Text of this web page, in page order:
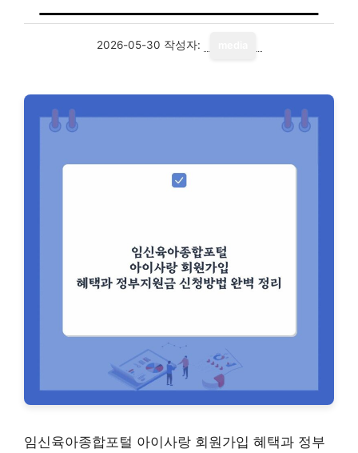
2026-05-30 작성자:
임신육아종합포털 아이사랑 회원가입 혜택과 정부